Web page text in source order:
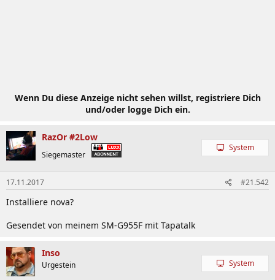
Wenn Du diese Anzeige nicht sehen willst, registriere Dich
und/oder logge Dich ein.
RazOr #2Low
Siegemaster
System
17.11.2017 #21.542
Installiere nova?
Gesendet von meinem SM-G955F mit Tapatalk
Inso
Urgestein System